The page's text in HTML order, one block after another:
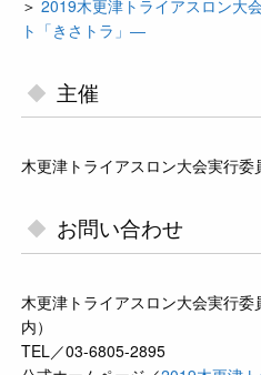
＞2019木更津トライアスロン大
ト「きさトラ」―
主催
木更津トライアスロン大会実行委
お問い合わせ
木更津トライアスロン大会実行委
内）
TEL／03-6805-2895